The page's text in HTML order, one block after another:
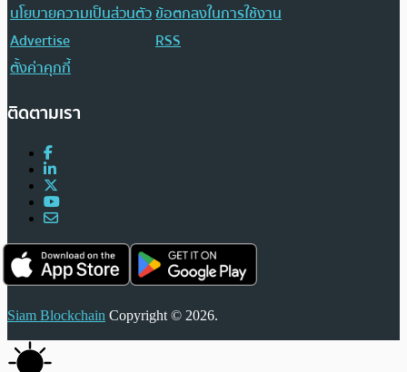
นโยบายความเป็นส่วนตัวข้อตกลงในการใช้งาน
Advertise
RSS
ตั้งค่าคุกกี้
ติดตามเรา
Siam Blockchain Copyright © 2026.